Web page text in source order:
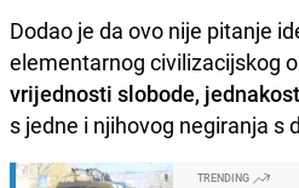
Dodao je da ovo nije pitanje
elementarnog civilizacijskog
vrijednosti slobode,
s jedne i njihovog negiranja s
TRENDING